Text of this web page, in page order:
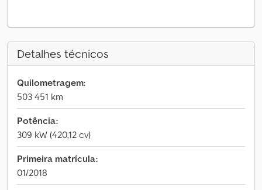
Detalhes técnicos
Quilometragem:
503 451 km
Potência:
309 kW (420,12 cv)
Primeira matrícula:
01/2018